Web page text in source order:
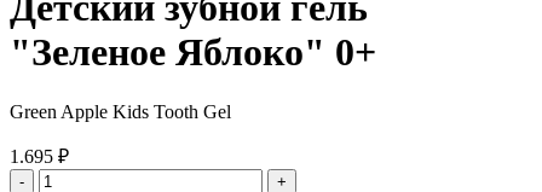
"Зеленое Яблоко" 0+
Green Apple Kids Tooth Gel
1.695 ₽
- +